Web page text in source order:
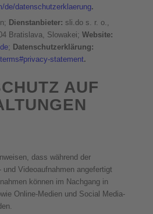
de/datenschutzerklaerung.
Dienstanbieter: sli.do s. r. o.,
Bratislava, Slowakei; Website:
; Datenschutzerklärung:
statement.
AUF
dass während der
Videoaufnahmen angefertigt
können im Nachgang in
Online-Medien und Social Media-